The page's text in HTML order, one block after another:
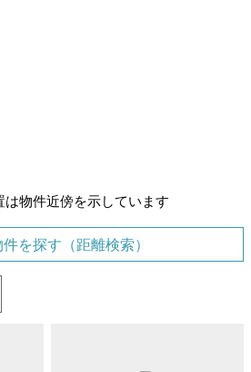
物件近傍を示しています
を探す（距離検索）